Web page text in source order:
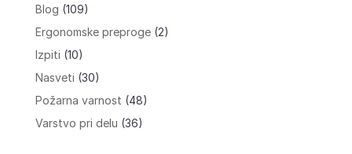
Blog (109)
Ergonomske preproge(2)
Izpiti (10)
Nasveti (30)
Požarna varnost (48)
Varstvo pri delu (36)